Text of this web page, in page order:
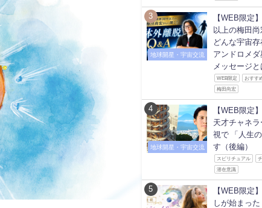
地球開星・宇宙交流
【WEB限定
以上の梅田尚
どんな宇宙
アンドロメ
メッセージと
WEB限定 おすす
梅田尚宏
地球開星・宇宙交流
【WEB限定
天才チャネ
視で 「人生
す（後編）
スピリチュアル
潜在意識
【WEB限定
しが始まっ